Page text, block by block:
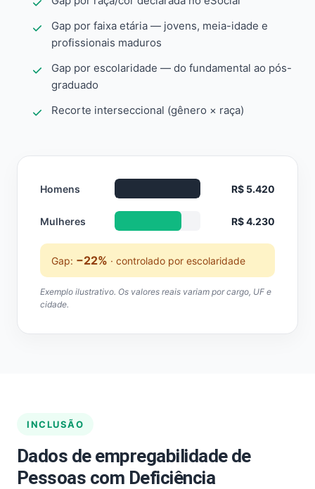
Gap por faixa etária — jovens, meia-idade e
profissionais maduros
Gap por escolaridade — do fundamental ao pós-
graduado
Recorte interseccional (gênero × raça)
Homens R$ 5.420
Mulheres R$ 4.230
Gap: −22% · controlado por escolaridade
Exemplo ilustrativo. Os valores reais variam por cargo, UF e
cidade.
INCLUSÃO
Dados de empregabilidade de
Pessoas com Deficiência